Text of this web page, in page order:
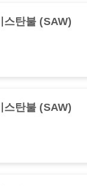
스탄불 (SAW)
스탄불 (SAW)